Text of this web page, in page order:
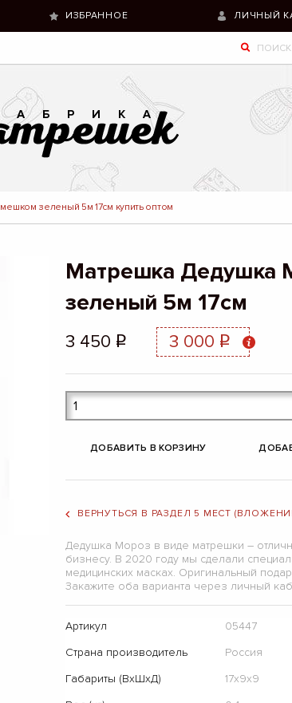
ИЗБРАННОЕ ЛИЧНЫЙ
зеленый 5м 17см купить оптом
Матрешка Дедушка
зеленый 5м 17см
3 450 q 3 000 q
ДОБАВИТЬ В КОРЗИНУ
ВЕРНУТЬСЯ В РАЗДЕЛ 5 МЕСТ
Дедушка Мороз в виде матрешки –
бизнесу. В 2020 году мы сделали
медицинских масках. Оригинальный
Закажите оба варианта через личный
Артикул
05447
Страна производитель
Россия
Габариты (ВхШхД)
17х9х9